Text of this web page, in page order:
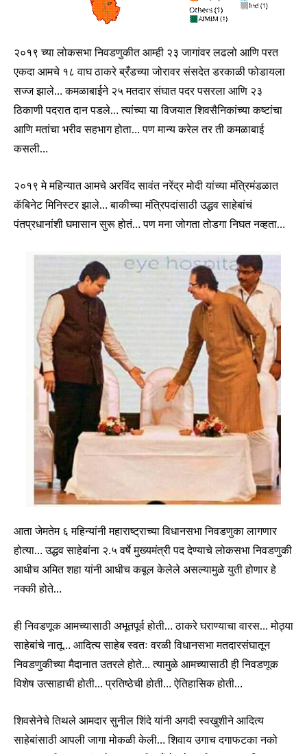
२०१९ च्या लोकसभा निवडणुकीत आम्ही २३ जागांवर लढलो आणि परत
एकदा आमचे १८ वाघ ठाकरे ब्रँडच्या जोरावर संसदेत डरकाळी फोडायला
सज्ज झाले… कमळाबाईने २५ मतदार संघात पदर पसरला आणि २३
ठिकाणी पदरात दान पडले… त्यांच्या या विजयात शिवसैनिकांच्या कष्टांचा
आणि मतांचा भरीव सहभाग होता… पण मान्य करेल तर ती कमळाबाई
कसली…
२०१९ मे महिन्यात आमचे अरविंद सावंत नरेंद्र मोदी यांच्या मंत्रिमंडळात
कॅबिनेट मिनिस्टर झाले… बाकीच्या मंत्रिपदांसाठी उद्धव साहेबांचं
पंतप्रधानांशी घमासान सुरू होतं… पण मना जोगता तोडगा निघत नव्हता…
आता जेमतेम ६ महिन्यांनी महाराष्ट्राच्या विधानसभा निवडणुका लागणार
होत्या… उद्धव साहेबांना २.५ वर्षे मुख्यमंत्री पद देण्याचे लोकसभा निवडणुकी
आधीच अमित शहा यांनी आधीच कबूल केलेले असल्यामुळे युती होणार हे
नक्की होते…
ही निवडणूक आमच्यासाठी अभूतपूर्व होती… ठाकरे घराण्याचा वारस… मोठ्या
साहेबांचे नातू… आदित्य साहेब स्वतः वरळी विधानसभा मतदारसंघातून
निवडणुकीच्या मैदानात उतरले होते… त्यामुळे आमच्यासाठी ही निवडणूक
विशेष उत्साहाची होती… प्रतिष्ठेची होती… ऐतिहासिक होती…
शिवसेनेचे तिथले आमदार सुनील शिंदे यांनी अगदी स्वखुशीने आदित्य
साहेबांसाठी आपली जागा मोकळी केली… शिवाय उगाच दगाफटका नको